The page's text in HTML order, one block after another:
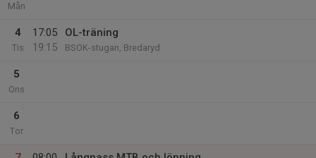
Mån
4
Tis
17:05
19:15
OL-träning
BSOK-stugan, Bredaryd
5
Ons
6
Tor